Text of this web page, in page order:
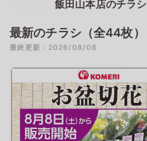
飯田山本店のチラシ
最新のチラシ（全44枚）
最終更新：2026/08/08